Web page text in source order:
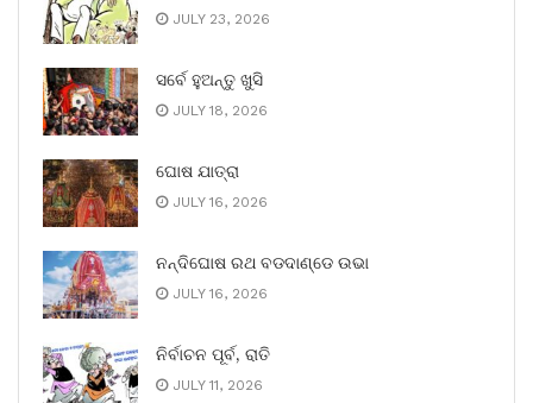
JULY 23, 2026
ସର୍ବେ ହୁଅନ୍ତୁ ଖୁସି
JULY 18, 2026
ଘୋଷ ଯାତ୍ରା
JULY 16, 2026
ନନ୍ଦିଘୋଷ ରଥ ବଡଦାଣ୍ଡେ ଉଭା
JULY 16, 2026
ନିର୍ବାଚନ ପୂର୍ବ, ରାତି
JULY 11, 2026